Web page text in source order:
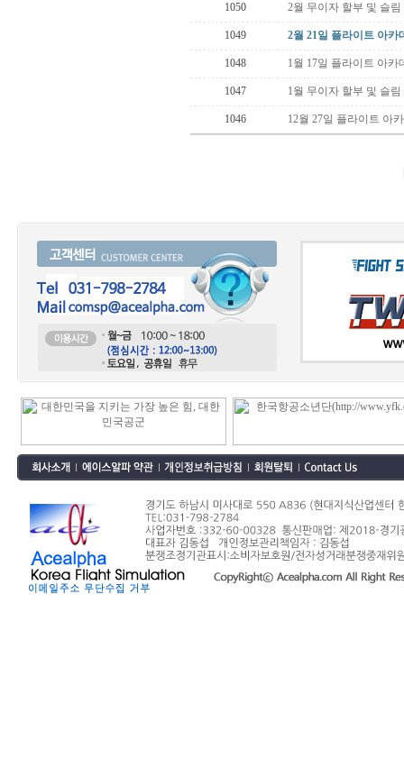
1050 2월 무이자 할부 및 슬
1049 2월 21일 플라이트 아카
1048 1월 17일 플라이트 아
1047 1월 무이자 할부 및 슬
1046 12월 27일 플라이트 아